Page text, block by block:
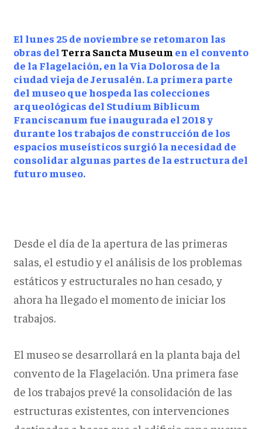
El lunes 25 de noviembre se retomaron las
obras del Terra Sancta Museum en el convento
de la Flagelación, en la Via Dolorosa de la
ciudad vieja de Jerusalén. La primera parte
del museo que hospeda las colecciones
arqueológicas del Studium Biblicum
Franciscanum fue inaugurada el 2018 y
durante los trabajos de construcción de los
espacios museísticos surgió la necesidad de
consolidar algunas partes de la estructura del
futuro museo.
Desde el día de la apertura de las primeras
salas, el estudio y el análisis de los problemas
estáticos y estructurales no han cesado, y
ahora ha llegado el momento de iniciar los
trabajos.
El museo se desarrollará en la planta baja del
convento de la Flagelación. Una primera fase
de los trabajos prevé la consolidación de las
estructuras existentes, con intervenciones